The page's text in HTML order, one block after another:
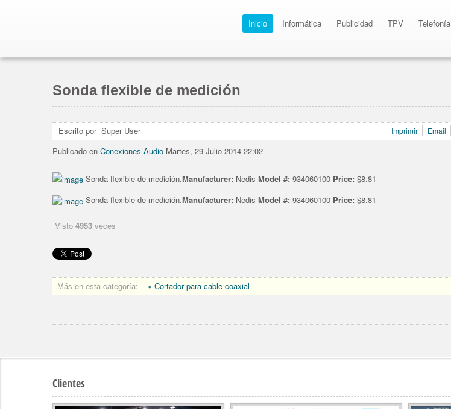
Inicio Informática Publicidad TPV Telefonía
Sonda flexible de medición
Escrito por Super User Imprimir Email
Publicado en Conexiones Audio Martes, 29 Julio 2014 22:02
Sonda flexible de medición.Manufacturer: Nedis Model #: 934060100 Price: $8.81
Sonda flexible de medición.Manufacturer: Nedis Model #: 934060100 Price: $8.81
Visto 4953 veces
Más en esta categoría: « Cortador para cable coaxial
Clientes